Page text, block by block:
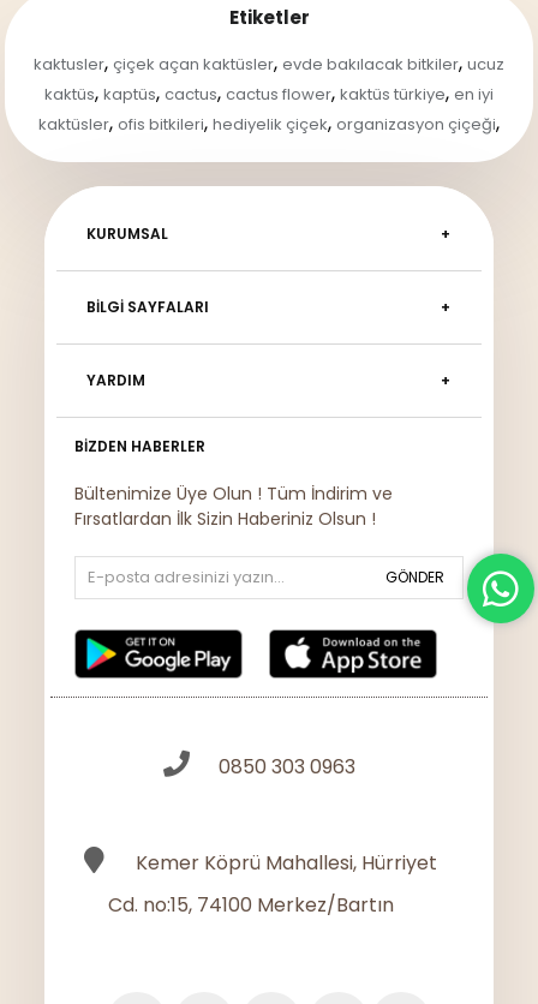
Etiketler
kaktusler, çiçek açan kaktüsler, evde bakılacak bitkiler, ucuz
kaktüs, kaptüs, cactus, cactus flower, kaktüs türkiye, en iyi
kaktüsler, ofis bitkileri, hediyelik çiçek, organizasyon çiçeği,
KURUMSAL
BILGI SAYFALARI
YARDIM
BIZDEN HABERLER
Bültenimize Üye Olun ! Tüm İndirim ve
Fırsatlardan İlk Sizin Haberiniz Olsun !
GÖNDER
0850 303 0963
Kemer Köprü Mahallesi, Hürriyet
Cd. no:15, 74100 Merkez/Bartın